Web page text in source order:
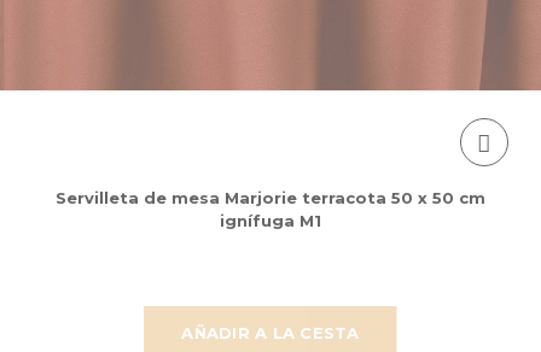
AÑADIR A LA CESTA
Servilleta de mesa Marjorie terracota 50 x 50 cm
ignífuga M1